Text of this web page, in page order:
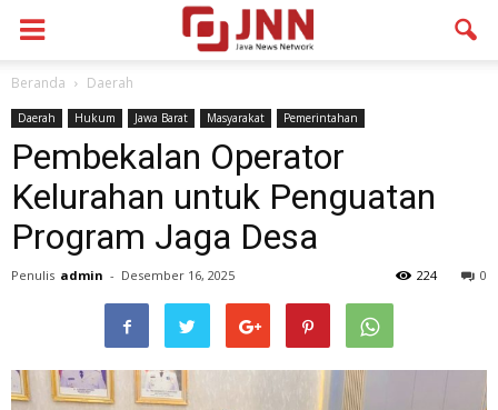
Beranda Daerah
Daerah Hukum Jawa Barat Masyarakat Pemerintahan
Pembekalan Operator
Kelurahan untuk Penguatan
Program Jaga Desa
Penulis admin - Desember 16, 2025 0
224